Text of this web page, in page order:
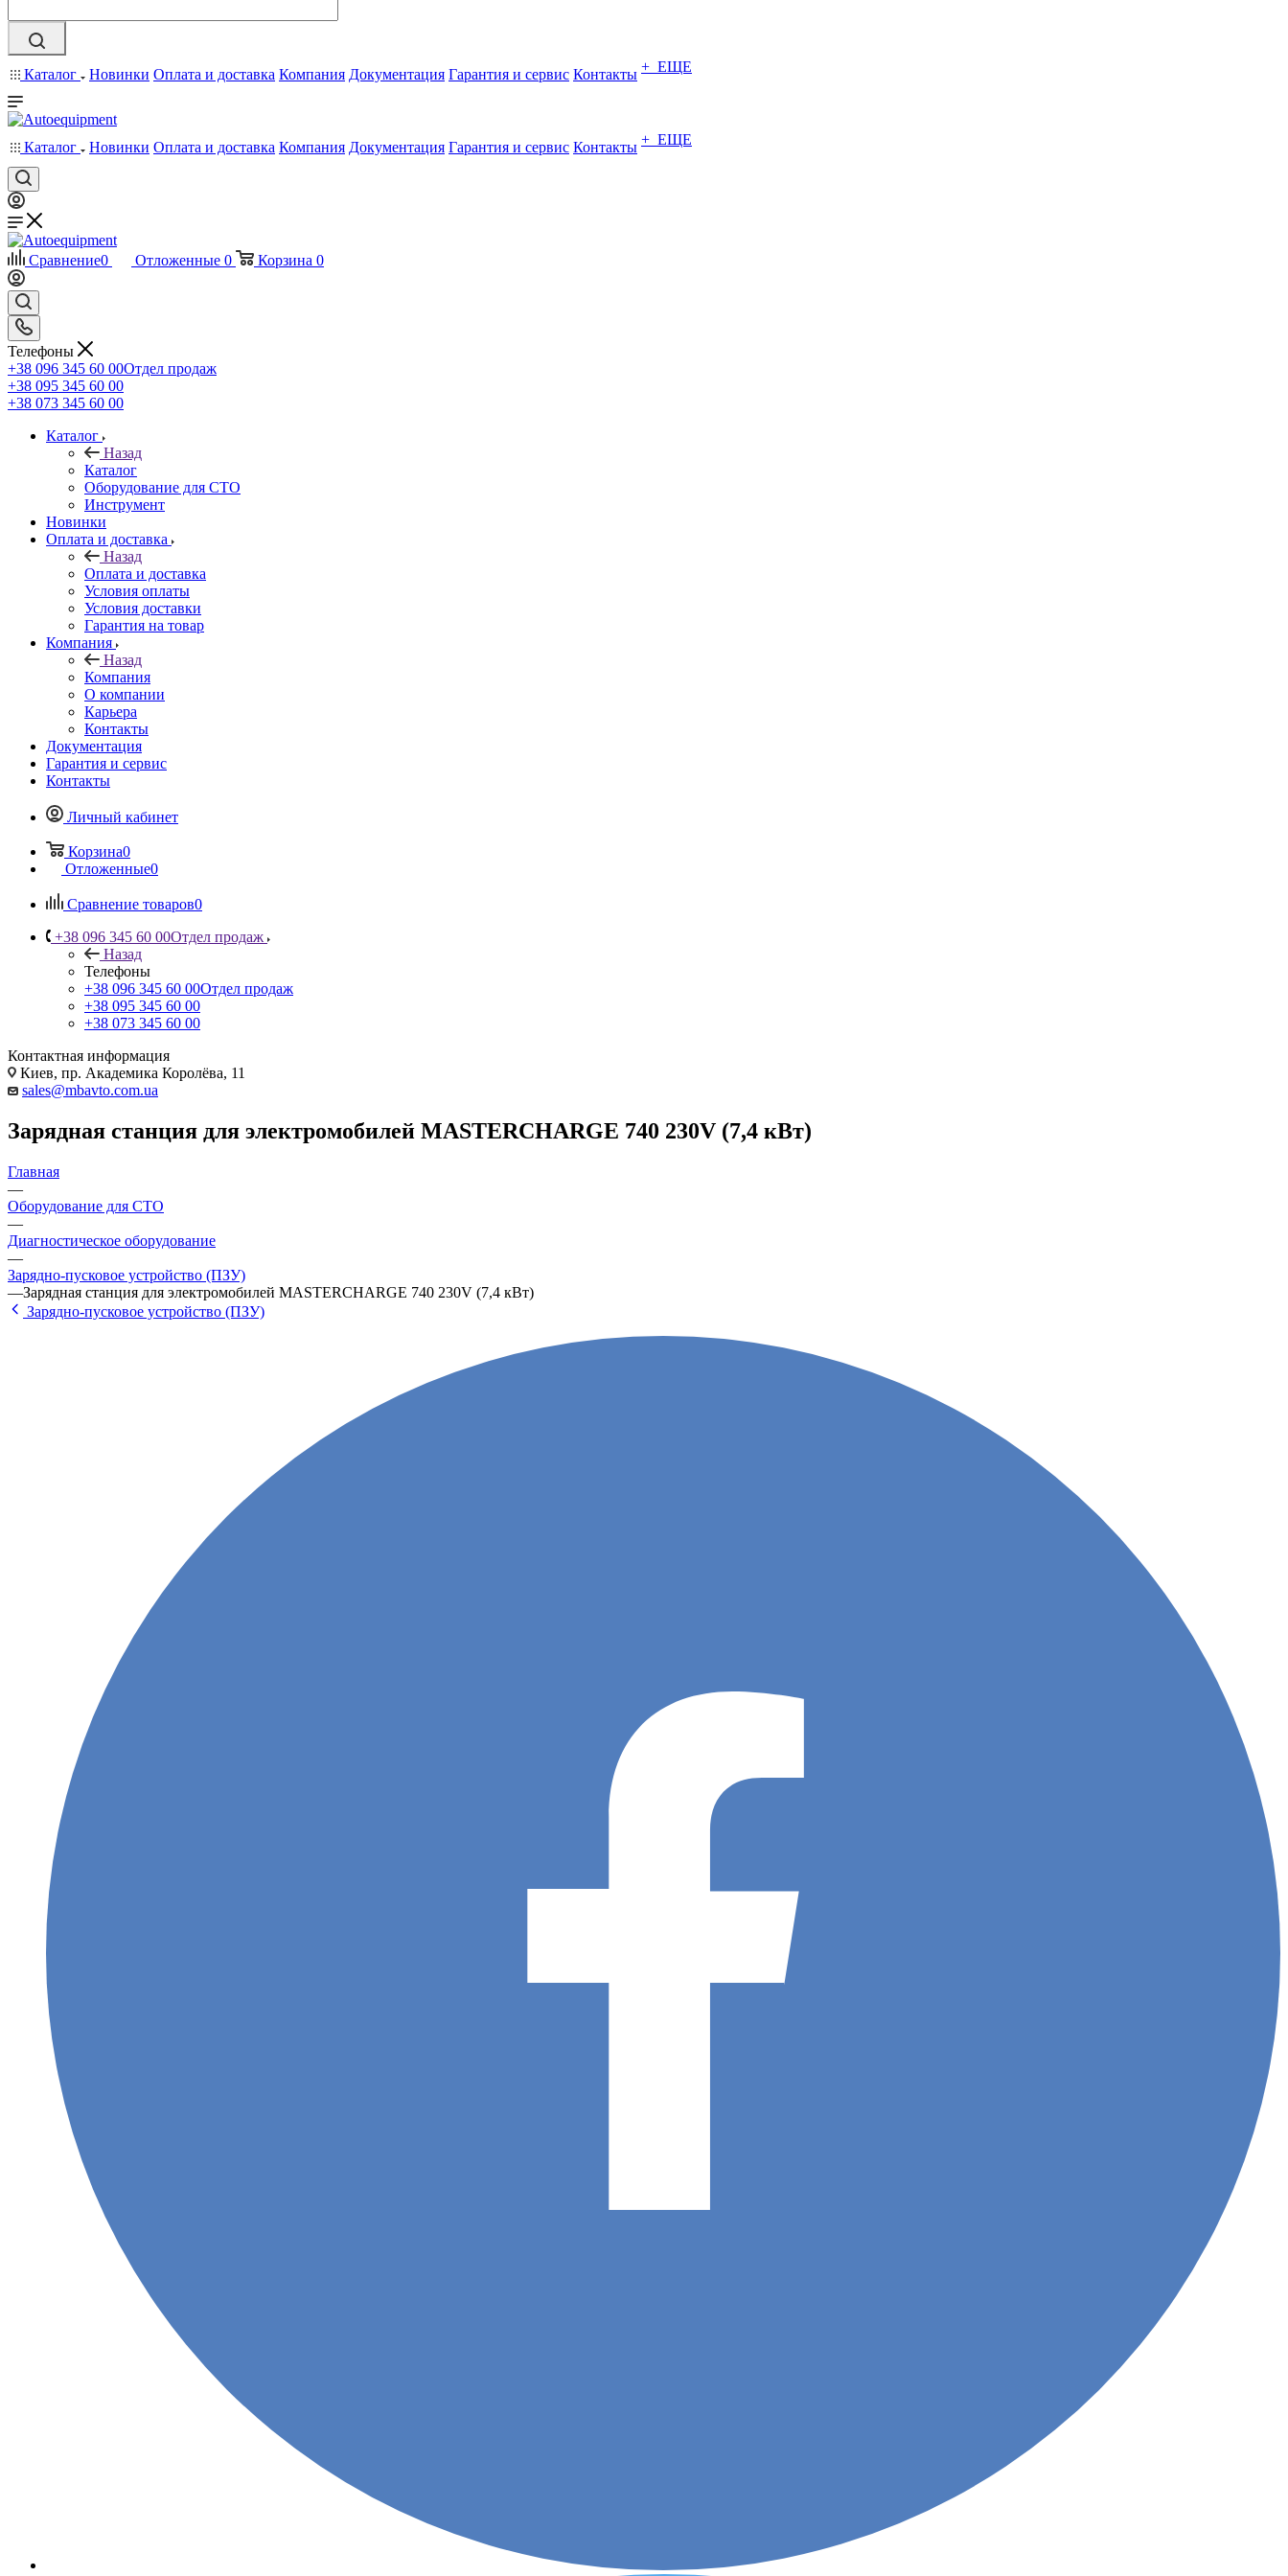
Каталог Новинки Оплата и доставка Компания Документация Гарантия и сервис Контакты + ЕЩЕ
Каталог Новинки Оплата и доставка Компания Документация Гарантия и сервис Контакты + ЕЩЕ
Сравнение0 Отложенные 0 Корзина 0
Телефоны
+38 096 345 60 00Отдел продаж
+38 095 345 60 00
+38 073 345 60 00
Каталог
Назад
Каталог
Оборудование для СТО
Инструмент
Новинки
Оплата и доставка
Назад
Оплата и доставка
Условия оплаты
Условия доставки
Гарантия на товар
Компания
Назад
Компания
О компании
Карьера
Контакты
Документация
Гарантия и сервис
Контакты
Личный кабинет
Корзина0
Отложенные0
Сравнение товаров0
+38 096 345 60 00Отдел продаж
Назад
Телефоны
+38 096 345 60 00Отдел продаж
+38 095 345 60 00
+38 073 345 60 00
Контактная информация
Киев, пр. Академика Королёва, 11
sales@mbavto.com.ua
Зарядная станция для электромобилей MASTERCHARGE 740 230V (7,4 кВт)
Главная
—
Оборудование для СТО
—
Диагностическое оборудование
—
Зарядно-пусковое устройство (ПЗУ)
—Зарядная станция для электромобилей MASTERCHARGE 740 230V (7,4 кВт)
Зарядно-пусковое устройство (ПЗУ)